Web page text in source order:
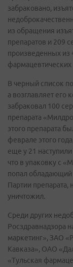
забраковано,
из обращения
препаратов и 209
произведенных
фармацевтических
В черный список
а возглавляет его
забраковал 100
препарата
этого препарата
феврале этого
еще у 21
что в упаковку с
попал
Партии препарата,
уничтожил.
Среди других
Росздравнадзора
маркетинг», ЗАО
Кавказа», ОАО
«Тульская